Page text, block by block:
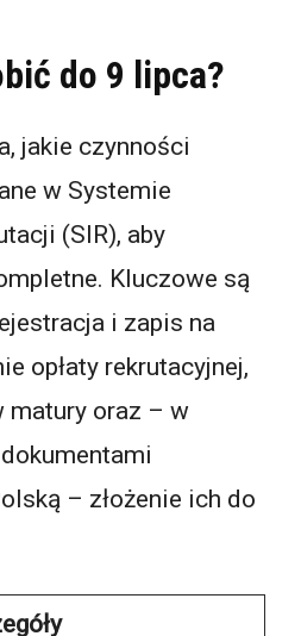
do 9 lipca?
jakie czynności
w Systemie
(SIR), aby
Kluczowe są
i zapis na
opłaty rekrutacyjnej,
matury oraz – w
– złożenie ich do